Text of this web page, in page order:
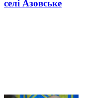
селі Азовське